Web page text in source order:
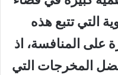
التي تتبع هذه
على المنافسة، اذ
المخرجات التي